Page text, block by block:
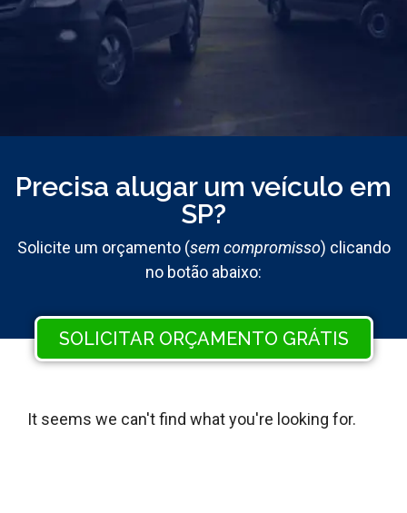
Precisa alugar um veículo em
SP?
Solicite um orçamento (sem compromisso) clicando
no botão abaixo:
SOLICITAR ORÇAMENTO GRÁTIS
It seems we can't find what you're looking for.